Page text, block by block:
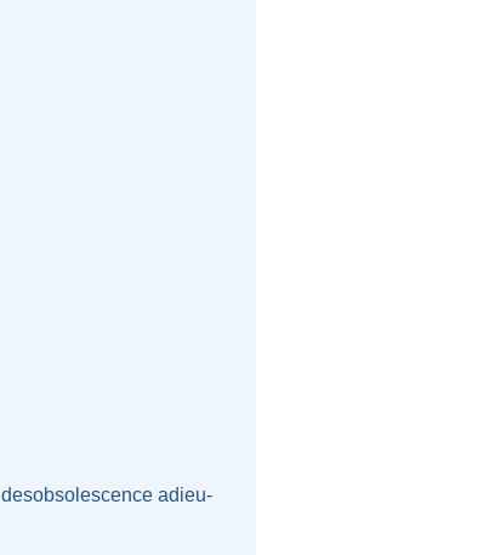
desobsolescence adieu-